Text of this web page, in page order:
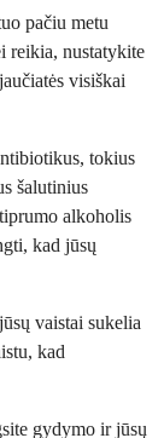
pačiu metu
reikia, nustatykite
visiškai
tokius
šalutinius
alkoholis
kad jūsų
vaistai sukelia
kad
gydymo ir jūsų